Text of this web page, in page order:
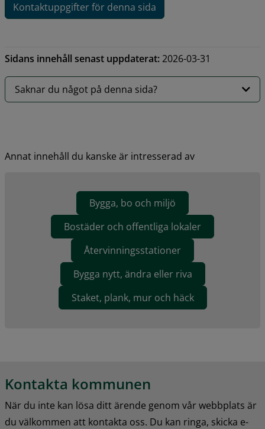
Kontaktuppgifter för denna sida
Sidans innehåll senast uppdaterat:2026-03-31
Saknar du något på denna sida?
Annat innehåll du kanske är intresserad av
Bygga, bo och miljö
Bostäder och offentliga lokaler
Återvinningsstationer
Bygga nytt, ändra eller riva
Staket, plank, mur och häck
Kontakta kommunen
När du inte kan lösa ditt ärende genom vår webbplats är
du välkommen att kontakta oss. Du kan ringa, skicka e-